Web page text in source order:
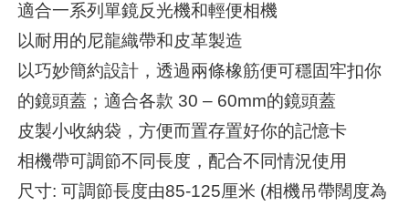
適合一系列單鏡反光機和輕便相機
以耐用的尼龍織帶和皮革製造
以巧妙簡約設計，透過兩條橡筋便可穩固牢扣你
的鏡頭蓋；適合各款 30 – 60mm的鏡頭蓋
皮製小收納袋，方便而置存置好你的記憶卡
相機帶可調節不同長度，配合不同情況使用
尺寸: 可調節長度由85-125厘米 (相機吊帶闊度為